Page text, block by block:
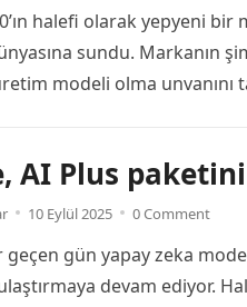
halefi olarak yepyeni bir
sundu. Markanın
modeli olma unvanını
V8 motorunun
iç parçalar ve […] Read more
AI Plus paketini
10 Eylül 2025 0 Comment
geçen gün yapay zeka
devam ediyor.